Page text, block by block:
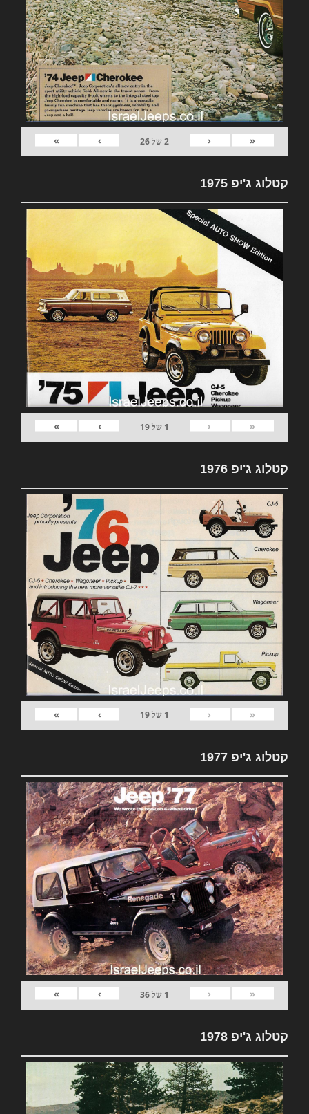
«
‹
2של26
›
»
קטלוג ג'יפ 1975
«
‹
1 של19
›
»
קטלוג ג'יפ 1976
«
‹
1 של19
›
»
קטלוג ג'יפ 1977
«
‹
1 של36
›
»
קטלוג ג'יפ 1978